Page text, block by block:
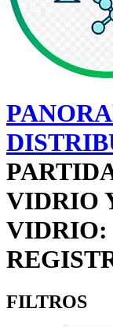
VIDRIO
VIDRIO:
FILTROS